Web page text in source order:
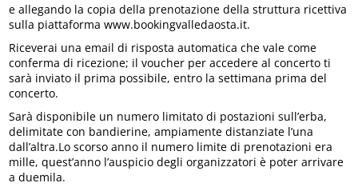
e allegando la copia della prenotazione della struttura ricettiva
sulla piattaforma www.bookingvalledaosta.it.
Riceverai una email di risposta automatica che vale come
conferma di ricezione; il voucher per accedere al concerto ti
sarà inviato il prima possibile, entro la settimana prima del
concerto.
Sarà disponibile un numero limitato di postazioni sull’erba,
delimitate con bandierine, ampiamente distanziate l’una
dall’altra.Lo scorso anno il numero limite di prenotazioni era
mille, quest’anno l’auspicio degli organizzatori è poter arrivare
a duemila.